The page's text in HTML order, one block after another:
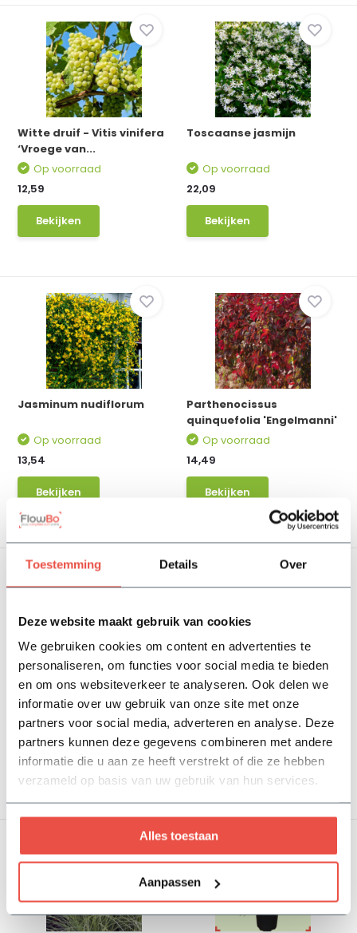
Toestemming Details Over
Deze website maakt gebruik van cookies
We gebruiken cookies om content en advertenties te
personaliseren, om functies voor social media te bieden
en om ons websiteverkeer te analyseren. Ook delen we
informatie over uw gebruik van onze site met onze
partners voor social media, adverteren en analyse. Deze
partners kunnen deze gegevens combineren met andere
informatie die u aan ze heeft verstrekt of die ze hebben
verzameld op basis van uw gebruik van hun services.
Alles toestaan
Aanpassen
Witte druif - Vitis vinifera
‘Vroege van...
Op voorraad
12,59
Bekijken
Toscaanse jasmijn
Op voorraad
22,09
Bekijken
Jasminum nudiflorum
Op voorraad
13,54
Bekijken
Parthenocissus
quinquefolia 'Engelmanni'
Op voorraad
14,49
Bekijken
Miscanthus sin. ‘Ferner
Osten’
Op voorraad
4,04
Bekijken
Baron’
Op voorraad
4,04
Bekijken